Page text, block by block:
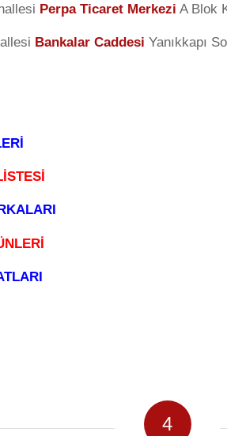
Perpa Ticaret Merkezi A Blok
Bankalar Caddesi Yanıkkapı
4